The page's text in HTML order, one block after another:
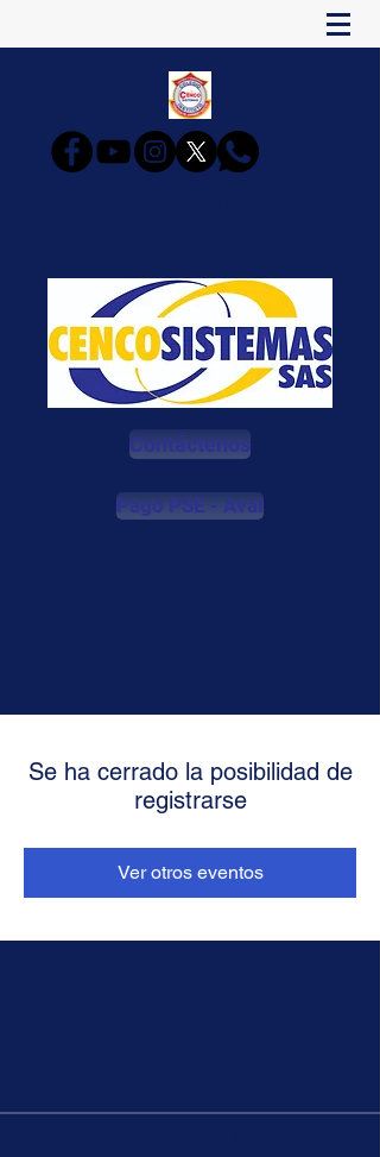
Contáctenos
Pago PSE - Aval
Se ha cerrado la posibilidad de
registrarse
Ver otros eventos